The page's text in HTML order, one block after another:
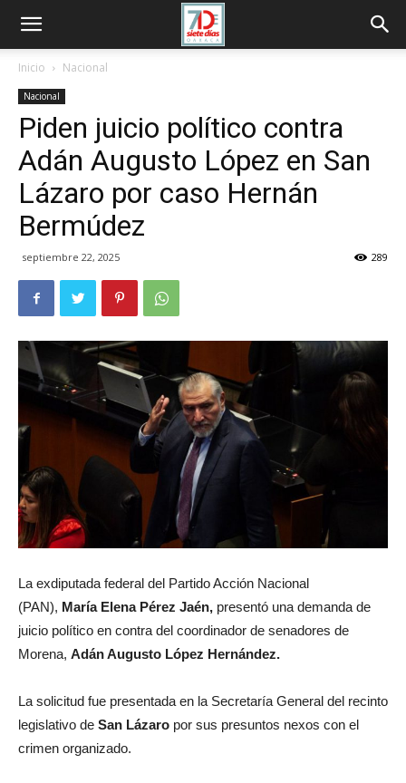
Inicio Nacional
Nacional
Piden juicio político contra
Adán Augusto López en San
Lázaro por caso Hernán
Bermúdez
septiembre 22, 2025 289
La exdiputada federal del Partido Acción Nacional
(PAN), María Elena Pérez Jaén, presentó una demanda de
juicio político en contra del coordinador de senadores de
Morena, Adán Augusto López Hernández.
La solicitud fue presentada en la Secretaría General del recinto
legislativo de San Lázaro por sus presuntos nexos con el
crimen organizado.